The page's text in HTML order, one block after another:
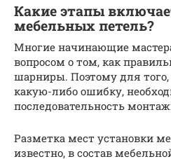
Какие этапы
мебельных петель?
Многие начинающие
вопросом о том, как
шарниры. Поэтому для
какую-либо ошибку,
последовательность
Разметка мест установки
известно, в состав